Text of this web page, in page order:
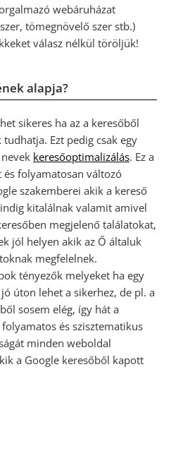
webáruházat
tömegnövelő szer stb.)
válasz nélkül töröljük!
alapja?
sikeres ha az a keresőből
Ezt pedig csak egy
keresőoptimalizálás. Ez a
és folyamatosan változó
szakemberei akik a kereső
kitalálnak valamit amivel
megjelenő találatokat,
jól helyen akik az Ő általuk
megfelelnek.
tényezők melyeket ha egy
úton lehet a sikerhez, de pl. a
sosem elég, így hát a
és szisztematikus
minden weboldal
a Google keresőből kapott